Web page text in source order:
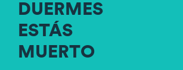
DUERMES
ESTÁS
MUERTO